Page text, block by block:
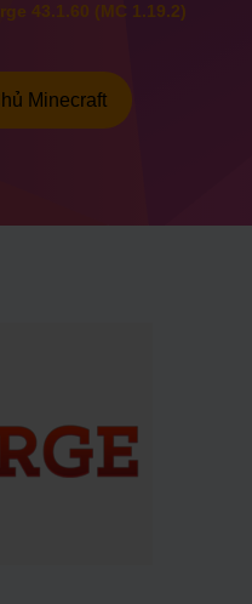
43.1.60 (MC 1.19.2)
Minecraft